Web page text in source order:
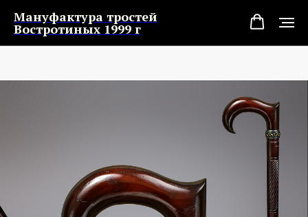
Мануфактура тростей
Востротиных 1999 г